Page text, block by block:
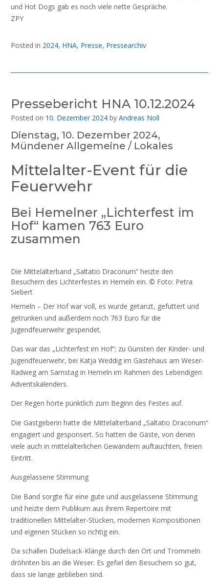
und Hot Dogs gab es noch viele nette Gespräche.
ZPY
Posted in 2024, HNA, Presse, Pressearchiv
Pressebericht HNA 10.12.2024
Posted on 10. Dezember 2024 by Andreas Noll
Dienstag, 10. Dezember 2024,
Mündener Allgemeine / Lokales
Mittelalter-Event für die
Feuerwehr
Bei Hemelner „Lichterfest im
Hof“ kamen 763 Euro
zusammen
Die Mittelalterband „Saltatio Draconum“ heizte den
Besuchern des Lichterfestes in Hemeln ein. © Foto: Petra
Siebert
Hemeln – Der Hof war voll, es wurde getanzt, gefuttert und
getrunken und außerdem noch 763 Euro für die
Jugendfeuerwehr gespendet.
Das war das „Lichterfest im Hof“; zu Gunsten der Kinder- und
Jugendfeuerwehr, bei Katja Weddig im Gästehaus am Weser-
Radweg am Samstag in Hemeln im Rahmen des Lebendigen
Adventskalenders.
Der Regen hörte pünktlich zum Beginn des Festes auf.
Die Gastgeberin hatte die Mittelalterband „Saltatio Draconum“
engagiert und gesponsert. So hatten die Gäste, von denen
viele auch in mittelalterlichen Gewändern auftauchten, freien
Eintritt.
Ausgelassene Stimmung
Die Band sorgte für eine gute und ausgelassene Stimmung
und heizte dem Publikum aus ihrem Repertoire mit
traditionellen Mittelalter-Stücken, modernen Kompositionen
und eigenen Stücken so richtig ein.
Da schallen Dudelsack-Klänge durch den Ort und Trommeln
dröhnten bis an die Weser. Es gefiel den Besuchern so gut,
dass sie lange geblieben sind.